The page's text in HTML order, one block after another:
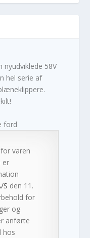
58V
hel serie af
ford
varen
er
S den 11.
for
og
anførte
hos